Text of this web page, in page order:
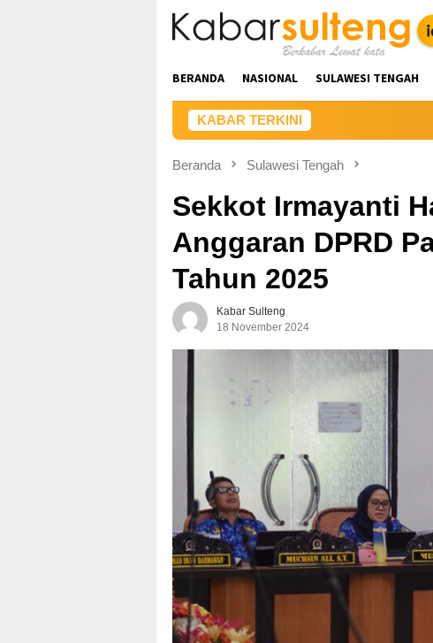
BERANDA NASIONAL SULAWESI TENGAH
KABAR TERKINI
Beranda Sulawesi Tengah
Sekkot Irmayanti
Anggaran DPRD
Tahun 2025
Kabar Sulteng
18 November 2024